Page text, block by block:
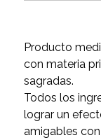
Producto
con materia
sagradas.
Todos los
lograr un
amigables